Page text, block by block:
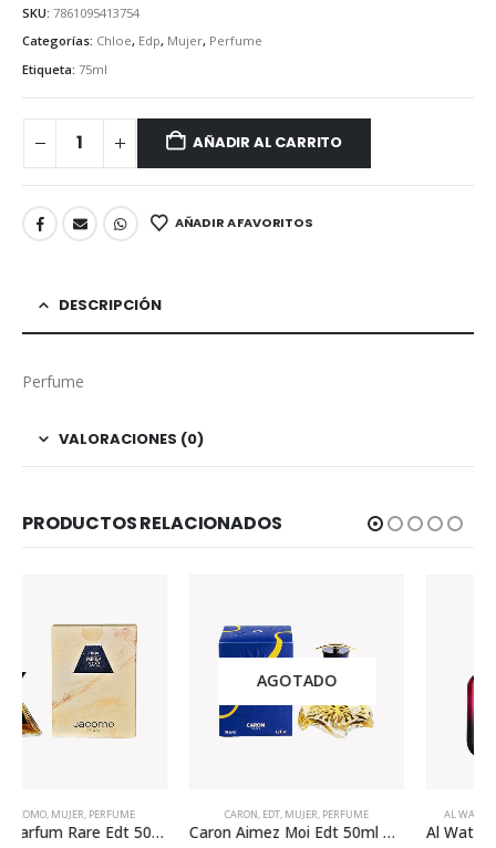
SKU: 7861095413754
Categorías: Chloe, Edp, Mujer, Perfume
Etiqueta: 75ml
AÑADIR AL CARRITO
AÑADIR A FAVORITOS
DESCRIPCIÓN
Perfume
VALORACIONES (0)
PRODUCTOS RELACIONADOS
AGOTADO
CARON,EDT,MUJER
Caron Aimez Moi Edt 50ml Para Mujer
AL WATANIAH,EDP, PERFUME
Al Wataniah Sabah Al Ward Edp 100ml Para Mujer